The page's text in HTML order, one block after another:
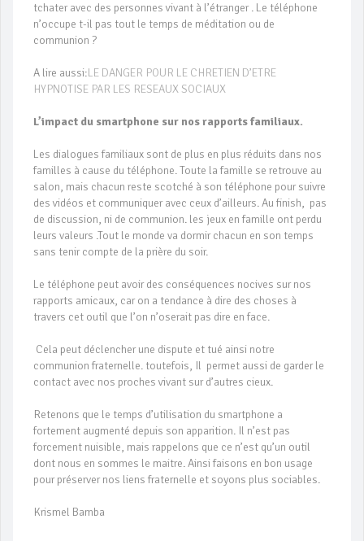
tchater avec des personnes vivant à l’étranger . Le téléphone
n’occupe t-il pas tout le temps de méditation ou de
communion ?
A lire aussi:LE DANGER POUR LE CHRETIEN D’ETRE
HYPNOTISE PAR LES RESEAUX SOCIAUX
L’impact du smartphone sur nos rapports familiaux.
Les dialogues familiaux sont de plus en plus réduits dans nos
familles à cause du téléphone. Toute la famille se retrouve au
salon, mais chacun reste scotché à son téléphone pour suivre
des vidéos et communiquer avec ceux d’ailleurs. Au finish, pas
de discussion, ni de communion. les jeux en famille ont perdu
leurs valeurs .Tout le monde va dormir chacun en son temps
sans tenir compte de la prière du soir.
Le téléphone peut avoir des conséquences nocives sur nos
rapports amicaux, car on a tendance à dire des choses à
travers cet outil que l’on n’oserait pas dire en face.
Cela peut déclencher une dispute et tué ainsi notre
communion fraternelle. toutefois, Il permet aussi de garder le
contact avec nos proches vivant sur d’autres cieux.
Retenons que le temps d’utilisation du smartphone a
fortement augmenté depuis son apparition. Il n’est pas
forcement nuisible, mais rappelons que ce n’est qu’un outil
dont nous en sommes le maitre. Ainsi faisons en bon usage
pour préserver nos liens fraternelle et soyons plus sociables.
Krismel Bamba